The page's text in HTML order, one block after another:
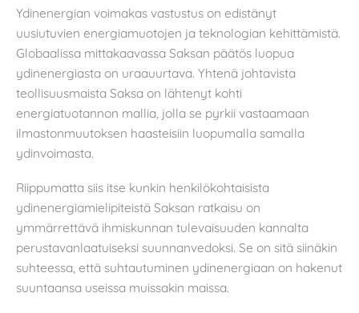
Ydinenergian voimakas vastustus on edistänyt
uusiutuvien energiamuotojen ja teknologian kehittämistä.
Globaalissa mittakaavassa Saksan päätös luopua
ydinenergiasta on uraauurtava. Yhtenä johtavista
teollisuusmaista Saksa on lähtenyt kohti
energiatuotannon mallia, jolla se pyrkii vastaamaan
ilmastonmuutoksen haasteisiin luopumalla samalla
ydinvoimasta.
Riippumatta siis itse kunkin henkilökohtaisista
ydinenergiamielipiteistä Saksan ratkaisu on
ymmärrettävä ihmiskunnan tulevaisuuden kannalta
perustavanlaatuiseksi suunnanvedoksi. Se on sitä siinäkin
suhteessa, että suhtautuminen ydinenergiaan on hakenut
suuntaansa useissa muissakin maissa.